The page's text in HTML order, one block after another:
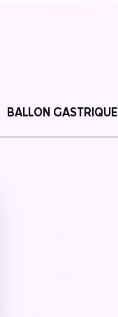
BALLON GASTRIQUE